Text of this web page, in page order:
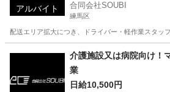
アルバイト 合同会社SOUBI
練馬区
配送エリア拡大につき、ドライバー・軽作業スタ
配送 スタッフ
介護施設又は病院向け！
業
日給10,500円